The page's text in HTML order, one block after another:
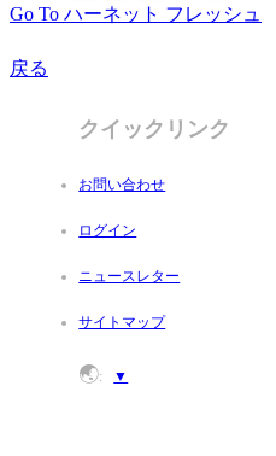
Go To ハーネット フレッシュ
戻る
クイックリンク
お問い合わせ
ログイン
ニュースレター
サイトマップ
🌏: ▼